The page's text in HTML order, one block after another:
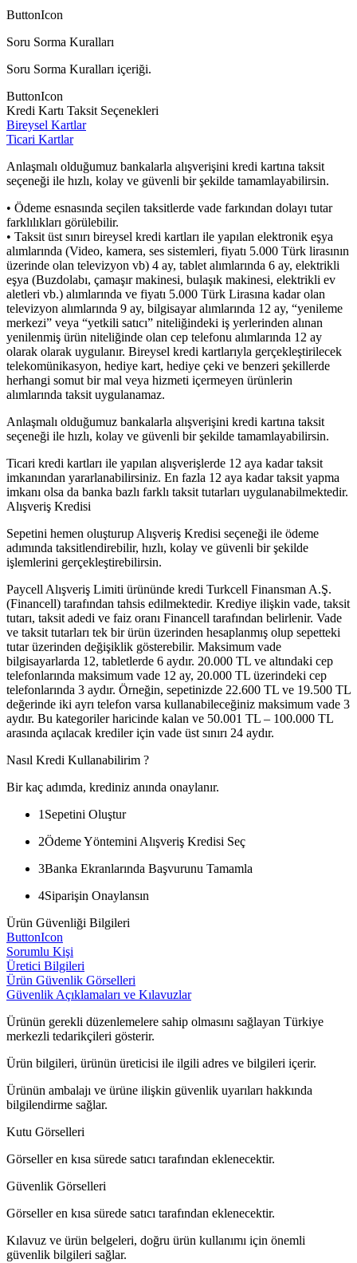
ButtonIcon
Soru Sorma Kuralları
Soru Sorma Kuralları içeriği.
ButtonIcon
Kredi Kartı Taksit Seçenekleri
Bireysel Kartlar
Ticari Kartlar
Anlaşmalı olduğumuz bankalarla alışverişini kredi kartına taksit
seçeneği ile hızlı, kolay ve güvenli bir şekilde tamamlayabilirsin.
• Ödeme esnasında seçilen taksitlerde vade farkından dolayı tutar
farklılıkları görülebilir.
• Taksit üst sınırı bireysel kredi kartları ile yapılan elektronik eşya
alımlarında (Video, kamera, ses sistemleri, fiyatı 5.000 Türk lirasının
üzerinde olan televizyon vb) 4 ay, tablet alımlarında 6 ay, elektrikli
eşya (Buzdolabı, çamaşır makinesi, bulaşık makinesi, elektrikli ev
aletleri vb.) alımlarında ve fiyatı 5.000 Türk Lirasına kadar olan
televizyon alımlarında 9 ay, bilgisayar alımlarında 12 ay, “yenileme
merkezi” veya “yetkili satıcı” niteliğindeki iş yerlerinden alınan
yenilenmiş ürün niteliğinde olan cep telefonu alımlarında 12 ay
olarak olarak uygulanır. Bireysel kredi kartlarıyla gerçekleştirilecek
telekomünikasyon, hediye kart, hediye çeki ve benzeri şekillerde
herhangi somut bir mal veya hizmeti içermeyen ürünlerin
alımlarında taksit uygulanamaz.
Anlaşmalı olduğumuz bankalarla alışverişini kredi kartına taksit
seçeneği ile hızlı, kolay ve güvenli bir şekilde tamamlayabilirsin.
Ticari kredi kartları ile yapılan alışverişlerde 12 aya kadar taksit
imkanından yararlanabilirsiniz. En fazla 12 aya kadar taksit yapma
imkanı olsa da banka bazlı farklı taksit tutarları uygulanabilmektedir.
Alışveriş Kredisi
Sepetini hemen oluşturup Alışveriş Kredisi seçeneği ile ödeme
adımında taksitlendirebilir, hızlı, kolay ve güvenli bir şekilde
işlemlerini gerçekleştirebilirsin.
Paycell Alışveriş Limiti ürününde kredi Turkcell Finansman A.Ş.
(Financell) tarafından tahsis edilmektedir. Krediye ilişkin vade, taksit
tutarı, taksit adedi ve faiz oranı Financell tarafından belirlenir. Vade
ve taksit tutarları tek bir ürün üzerinden hesaplanmış olup sepetteki
tutar üzerinden değişiklik gösterebilir. Maksimum vade
bilgisayarlarda 12, tabletlerde 6 aydır. 20.000 TL ve altındaki cep
telefonlarında maksimum vade 12 ay, 20.000 TL üzerindeki cep
telefonlarında 3 aydır. Örneğin, sepetinizde 22.600 TL ve 19.500 TL
değerinde iki ayrı telefon varsa kullanabileceğiniz maksimum vade 3
aydır. Bu kategoriler haricinde kalan ve 50.001 TL – 100.000 TL
arasında açılacak krediler için vade üst sınırı 24 aydır.
Nasıl Kredi Kullanabilirim ?
Bir kaç adımda, krediniz anında onaylanır.
1 Sepetini Oluştur
2Ödeme Yöntemini Alışveriş Kredisi Seç
3Banka Ekranlarında Başvurunu Tamamla
4Siparişin Onaylansın
Ürün Güvenliği Bilgileri
ButtonIcon
Sorumlu Kişi
Üretici Bilgileri
Ürün Güvenlik Görselleri
Güvenlik Açıklamaları ve Kılavuzlar
Ürünün gerekli düzenlemelere sahip olmasını sağlayan Türkiye
merkezli tedarikçileri gösterir.
Ürün bilgileri, ürünün üreticisi ile ilgili adres ve bilgileri içerir.
Ürünün ambalajı ve ürüne ilişkin güvenlik uyarıları hakkında
bilgilendirme sağlar.
Kutu Görselleri
Görseller en kısa sürede satıcı tarafından eklenecektir.
Güvenlik Görselleri
Görseller en kısa sürede satıcı tarafından eklenecektir.
Kılavuz ve ürün belgeleri, doğru ürün kullanımı için önemli
güvenlik bilgileri sağlar.